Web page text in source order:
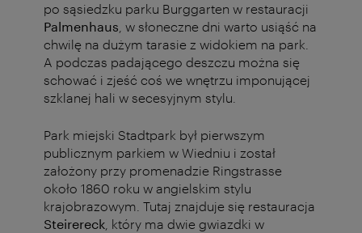
po sąsiedzku parku Burggarten w restauracji
Palmenhaus , w słoneczne dni warto usiąść na
chwilę na dużym tarasie z widokiem na park.
A podczas padającego deszczu można się
schować i zjeść coś we wnętrzu imponującej
szklanej hali w secesyjnym stylu.
Park miejski Stadtpark był pierwszym
publicznym parkiem w Wiedniu i został
założony przy promenadzie Ringstrasse
około 1860 roku w angielskim stylu
krajobrazowym. Tutaj znajduje się restauracja
Steirereck , który ma dwie gwiazdki w